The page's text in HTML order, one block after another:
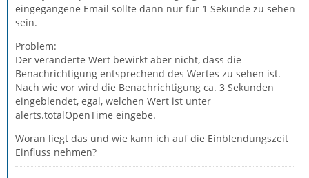
eingegangene Email sollte dann nur für 1 Sekunde zu sehen
sein.
Problem:
Der veränderte Wert bewirkt aber nicht, dass die
Benachrichtigung entsprechend des Wertes zu sehen ist.
Nach wie vor wird die Benachrichtigung ca. 3 Sekunden
eingeblendet, egal, welchen Wert ist unter
alerts.totalOpenTime eingebe.
Woran liegt das und wie kann ich auf die Einblendungszeit
Einfluss nehmen?